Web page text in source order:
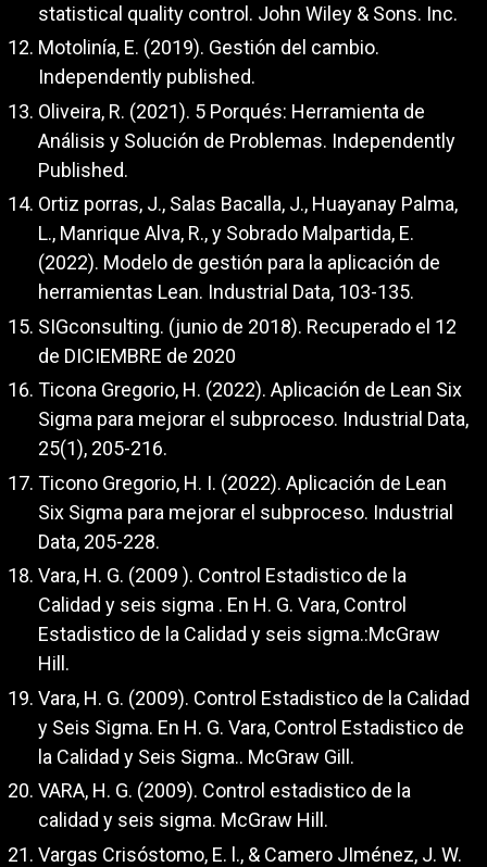
statistical quality control. John Wiley & Sons. Inc.
Motolinía, E. (2019). Gestión del cambio.
Independently published.
Oliveira, R. (2021). 5 Porqués: Herramienta de
Análisis y Solución de Problemas. Independently
Published.
Ortiz porras, J., Salas Bacalla, J., Huayanay Palma,
L., Manrique Alva, R., y Sobrado Malpartida, E.
(2022). Modelo de gestión para la aplicación de
herramientas Lean. Industrial Data, 103-135.
SIGconsulting. (junio de 2018). Recuperado el 12
de DICIEMBRE de 2020
Ticona Gregorio, H. (2022). Aplicación de Lean Six
Sigma para mejorar el subproceso. Industrial Data,
25(1), 205-216.
Ticono Gregorio, H. I. (2022). Aplicación de Lean
Six Sigma para mejorar el subproceso. Industrial
Data, 205-228.
Vara, H. G. (2009 ). Control Estadistico de la
Calidad y seis sigma . En H. G. Vara, Control
Estadistico de la Calidad y seis sigma.:McGraw
Hill.
Vara, H. G. (2009). Control Estadistico de la Calidad
y Seis Sigma. En H. G. Vara, Control Estadistico de
la Calidad y Seis Sigma.. McGraw Gill.
VARA, H. G. (2009). Control estadistico de la
calidad y seis sigma. McGraw Hill.
Vargas Crisóstomo, E. l., & Camero JIménez, J. W.